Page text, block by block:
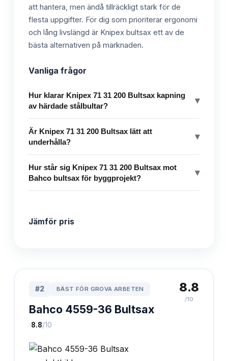
att hantera, men ändå tillräckligt stark för de
flesta uppgifter. För dig som prioriterar ergonomi
och lång livslängd är Knipex bultsax ett av de
bästa alternativen på marknaden.
Vanliga frågor
Hur klarar Knipex 71 31 200 Bultsax kapning
av härdade stålbultar?
▾
Är Knipex 71 31 200 Bultsax lätt att
underhålla?
▾
Hur står sig Knipex 71 31 200 Bultsax mot
Bahco bultsax för byggprojekt?
▾
Jämför pris
#2 BÄST FÖR GROVA ARBETEN
Bahco 4559-36 Bultsax
·8.8/10
8.8
/10